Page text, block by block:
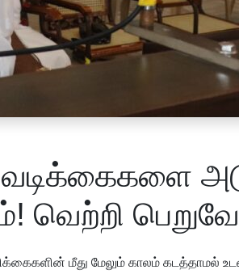
வெற்றி
மீது மேலும் காலம் கடத்தாமல்